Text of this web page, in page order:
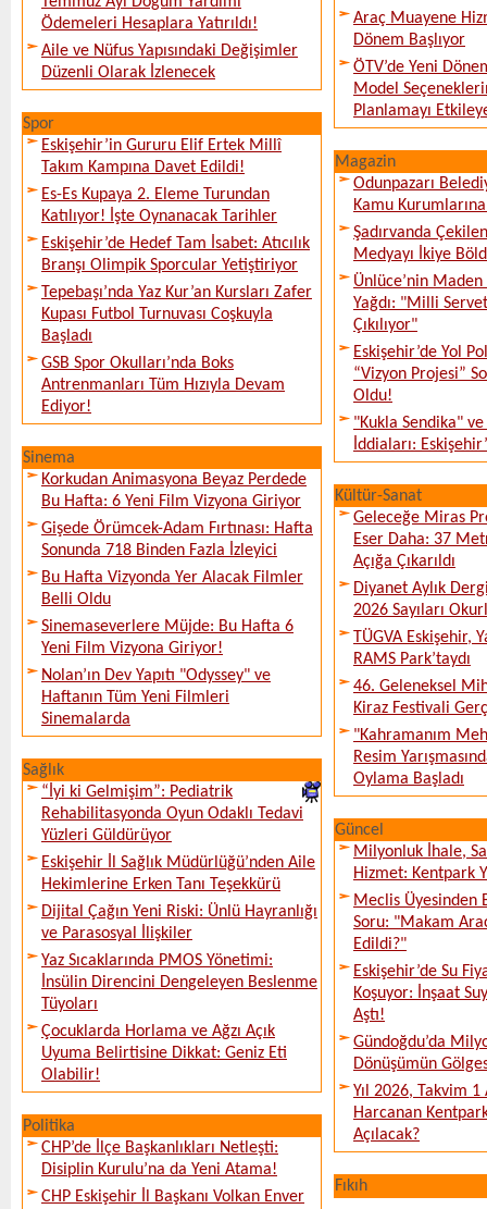
Ödemeleri Hesaplara Yatırıldı!
Aile ve Nüfus Yapısındaki Değişimler
Düzenli Olarak İzlenecek
Spor
Eskişehir’in Gururu Elif Ertek Millî
Takım Kampına Davet Edildi!
Es-Es Kupaya 2. Eleme Turundan
Katılıyor! İşte Oynanacak Tarihler
Eskişehir’de Hedef Tam İsabet: Atıcılık
Branşı Olimpik Sporcular Yetiştiriyor
Tepebaşı’nda Yaz Kur’an Kursları Zafer
Kupası Futbol Turnuvası Coşkuyla
Başladı
GSB Spor Okulları’nda Boks
Antrenmanları Tüm Hızıyla Devam
Ediyor!
Sinema
Korkudan Animasyona Beyaz Perdede
Bu Hafta: 6 Yeni Film Vizyona Giriyor
Gişede Örümcek-Adam Fırtınası: Hafta
Sonunda 718 Binden Fazla İzleyici
Bu Hafta Vizyonda Yer Alacak Filmler
Belli Oldu
Sinemaseverlere Müjde: Bu Hafta 6
Yeni Film Vizyona Giriyor!
Nolan’ın Dev Yapıtı "Odyssey" ve
Haftanın Tüm Yeni Filmleri
Sinemalarda
Sağlık
“İyi ki Gelmişim”: Pediatrik
Rehabilitasyonda Oyun Odaklı Tedavi
Yüzleri Güldürüyor
Eskişehir İl Sağlık Müdürlüğü’nden Aile
Hekimlerine Erken Tanı Teşekkürü
Dijital Çağın Yeni Riski: Ünlü Hayranlığı
ve Parasosyal İlişkiler
Yaz Sıcaklarında PMOS Yönetimi:
İnsülin Direncini Dengeleyen Beslenme
Tüyoları
Çocuklarda Horlama ve Ağzı Açık
Uyuma Belirtisine Dikkat: Geniz Eti
Olabilir!
Politika
CHP’de İlçe Başkanlıkları Netleşti:
Disiplin Kurulu’na da Yeni Atama!
CHP Eskişehir İl Başkanı Volkan Enver
Araç Muayene
Dönem Başlıyor
ÖTV’de Yeni
Model
Planlamayı
Magazin
Odunpazarı
Kamu Kurumlarına
Şadırvanda
Medyayı İkiye
Ünlüce’nin Maden
Yağdı: "Milli
Çıkılıyor"
Eskişehir’de Yol
“Vizyon Projesi”
Oldu!
"Kukla Sendika"
İddiaları:
Kültür-Sanat
Geleceğe Miras
Eser Daha: 37
Açığa Çıkarıldı
Diyanet Aylık
2026 Sayıları
TÜGVA Eskişehir,
RAMS Park’taydı
46. Geleneksel
Kiraz Festivali
"Kahramanım
Resim
Oylama Başladı
Güncel
Milyonluk İhale,
Hizmet: Kentpark
Meclis Üyesinden
Soru: "Makam
Edildi?"
Eskişehir’de Su
Koşuyor: İnşaat
Aştı!
Gündoğdu’da
Dönüşümün
Yıl 2026, Takvim
Harcanan
Açılacak?
Fıkıh